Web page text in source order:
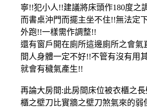
寧!!犯小人!!建議將床頭作180度之
而書桌沖門而擺主坐不住!!無法定
外跑!!一樣需作調整!!
還有窗戶開在廁所這邊廁所之會氣
間人身體一定不好!!不管有沒有用
就會有穢氣產生!!
再論大房間:此房間床位被衣櫃之
櫃之壁刀比實牆之壁刀煞氣來的弱